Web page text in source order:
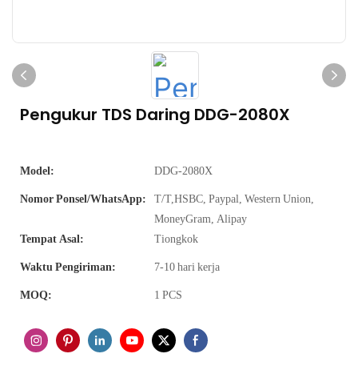
Pengukur TDS Daring DDG-2080X
Model: DDG-2080X
Nomor Ponsel/WhatsApp:
T/T,HSBC, Paypal, Western Union,
MoneyGram, Alipay
Tempat Asal:
Tiongkok
Waktu Pengiriman: 7-10 hari kerja
MOQ: 1 PCS